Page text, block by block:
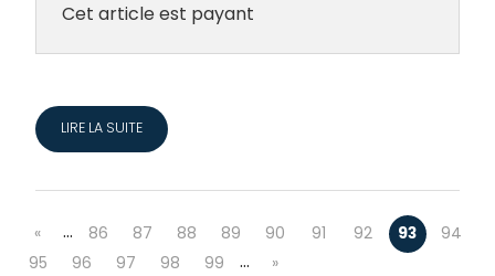
Cet article est payant
LIRE LA SUITE
« … 86 87 88 89 90 91 92 93
94
95
96 97 98 99 … »